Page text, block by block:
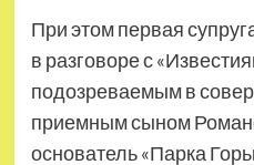
При этом первая
в разговоре с
подозреваемым в
приемным сыном
основатель «Парка